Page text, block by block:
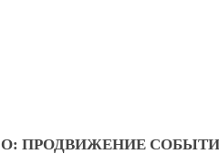
ПРОДВИЖЕНИЕ